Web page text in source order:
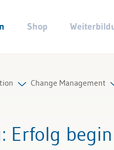
Shop
Change Management
Alle Arbeitshilfen
: Erfolg